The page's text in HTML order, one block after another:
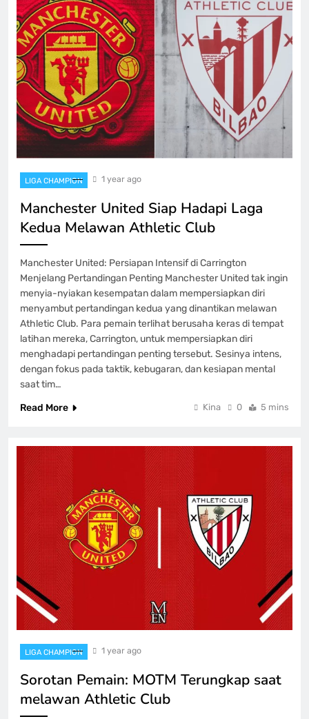
LIGA CHAMPION 1 year ago
Manchester United Siap Hadapi Laga
Kedua Melawan Athletic Club
Manchester United: Persiapan Intensif di Carrington
Menjelang Pertandingan Penting Manchester United tak ingin
menyia-nyiakan kesempatan dalam mempersiapkan diri
menyambut pertandingan kedua yang dinantikan melawan
Athletic Club. Para pemain terlihat berusaha keras di tempat
latihan mereka, Carrington, untuk mempersiapkan diri
menghadapi pertandingan penting tersebut. Sesinya intens,
dengan fokus pada taktik, kebugaran, dan kesiapan mental
saat tim…
Read More
Kina 0 5 mins
LIGA CHAMPION 1 year ago
Sorotan Pemain: MOTM Terungkap saat
melawan Athletic Club